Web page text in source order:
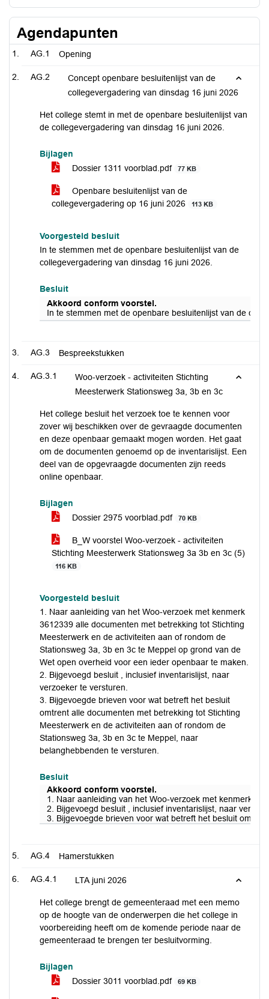
Agendapunten
AG.1 Opening
AG.2
Concept openbare besluitenlijst van de
collegevergadering van dinsdag 16 juni 2026
Het college stemt in met de openbare besluitenlijst van
de collegevergadering van dinsdag 16 juni 2026.
Bijlagen
Dossier 1311 voorblad.pdf
77 KB
Openbare besluitenlijst van de
collegevergadering op 16 juni 2026
113 KB
Voorgesteld besluit
In te stemmen met de openbare besluitenlijst van de
collegevergadering van dinsdag 16 juni 2026.
Besluit
Akkoord conform voorstel.
In te stemmen met de openbare besluitenlijst van de
AG.3 Bespreekstukken
AG.3.1
Woo-verzoek - activiteiten Stichting
Meesterwerk Stationsweg 3a, 3b en 3c
Het college besluit het verzoek toe te kennen voor
zover wij beschikken over de gevraagde documenten
en deze openbaar gemaakt mogen worden. Het gaat
om de documenten genoemd op de inventarislijst. Een
deel van de opgevraagde documenten zijn reeds
online openbaar.
Bijlagen
Dossier 2975 voorblad.pdf
70 KB
B_W voorstel Woo-verzoek - activiteiten
Stichting Meesterwerk Stationsweg 3a 3b en 3c (5)
116 KB
Voorgesteld besluit
1. Naar aanleiding van het Woo-verzoek met kenmerk
3612339 alle documenten met betrekking tot Stichting
Meesterwerk en de activiteiten aan of rondom de
Stationsweg 3a, 3b en 3c te Meppel op grond van de
Wet open overheid voor een ieder openbaar te maken.
2. Bijgevoegd besluit , inclusief inventarislijst, naar
verzoeker te versturen.
3. Bijgevoegde brieven voor wat betreft het besluit
omtrent alle documenten met betrekking tot Stichting
Meesterwerk en de activiteiten aan of rondom de
Stationsweg 3a, 3b en 3c te Meppel, naar
belanghebbenden te versturen.
Besluit
Akkoord conform voorstel.
1. Naar aanleiding van het Woo-verzoek met kenmerk
2. Bijgevoegd besluit , inclusief inventarislijst, naar
3. Bijgevoegde brieven voor wat betreft het besluit
AG.4 Hamerstukken
AG.4.1 LTA juni 2026
Het college brengt de gemeenteraad met een memo
op de hoogte van de onderwerpen die het college in
voorbereiding heeft om de komende periode naar de
gemeenteraad te brengen ter besluitvorming.
Bijlagen
Dossier 3011 voorblad.pdf
69 KB